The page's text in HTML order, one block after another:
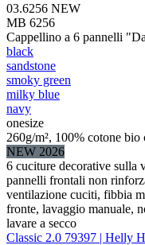
03.6256 NEW
MB 6256
Cappellino a 6 pannelli
black
sandstone
smoky green
milky blue
navy
onesize
260g/m², 100% cotone bio
NEW 2026
6 cuciture decorative sulla
pannelli frontali non
ventilazione cuciti, fibbia
fronte, lavaggio manuale,
lavare a secco
Classic 2.0 79397 | Helly